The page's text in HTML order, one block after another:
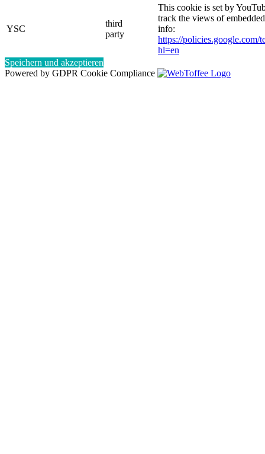
YSC
third
party
This cookie is set by
track the views of
info:
https://policies.google.com/
hl=en
Speichern und akzeptieren
Powered by GDPR Cookie Compliance